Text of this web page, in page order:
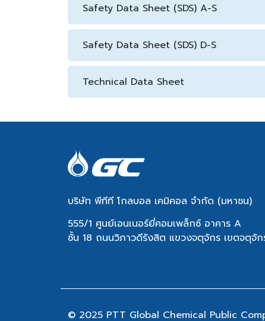
Safety Data Sheet (SDS) A-S
Safety Data Sheet (SDS) D-S
Technical Data Sheet
บริษัท พีทีที โกลบอล เคมิคอล จำกัด (มหาชน)
555/1 ศูนย์เอนเนอร์ยี่คอมเพล็กซ์ อาคาร A
ชั้น 18 ถนนวิภาวดีรังสิต แขวงจตุจักร เขตจตุจั
© 2025 PTT Global Chemical Public